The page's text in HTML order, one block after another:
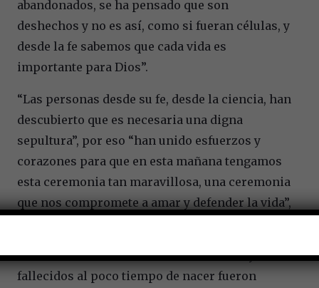
abandonados, se ha pensado que son
deshechos y no es así, como si fueran células, y
desde la fe sabemos que cada vida es
importante para Dios”.
“Las personas desde su fe, desde la ciencia, han
descubierto que es necesaria una digna
sepultura”, por eso “han unido esfuerzos y
corazones para que en esta mañana tengamos
esta ceremonia tan maravillosa, una ceremonia
que nos compromete a amar y defender la vida”,
Los restos de los once bebés no nacidos y
fallecidos al poco tiempo de nacer fueron